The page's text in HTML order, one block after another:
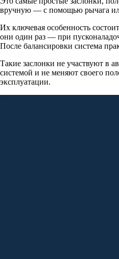
вручную — с помощью рычага
Их ключевая особенность
они один раз — при
После балансировки система
Такие заслонки не участвуют в
системой и не меняют своего
эксплуатации.